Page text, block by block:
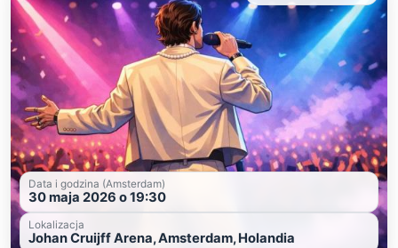
Data i godzina (Amsterdam)
30 maja 2026 o 19:30
Lokalizacja
Johan Cruijff Arena, Amsterdam, Holandia